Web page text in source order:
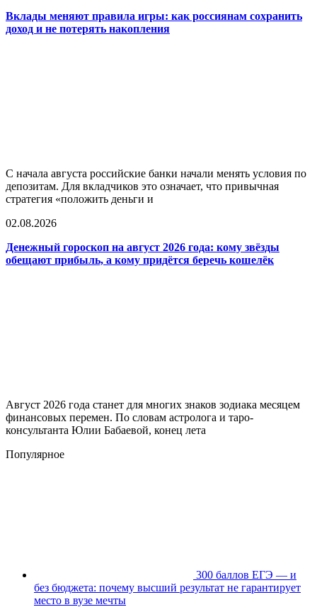
Вклады меняют правила игры: как россиянам сохранить
доход и не потерять накопления
С начала августа российские банки начали менять условия по
депозитам. Для вкладчиков это означает, что привычная
стратегия «положить деньги и
02.08.2026
Денежный гороскоп на август 2026 года: кому звёзды
обещают прибыль, а кому придётся беречь кошелёк
Август 2026 года станет для многих знаков зодиака месяцем
финансовых перемен. По словам астролога и таро-
консультанта Юлии Бабаевой, конец лета
Популярное
300 баллов ЕГЭ — и
без бюджета: почему высший результат не гарантирует
место в вузе мечты